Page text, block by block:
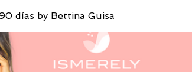
días by Bettina Guisa